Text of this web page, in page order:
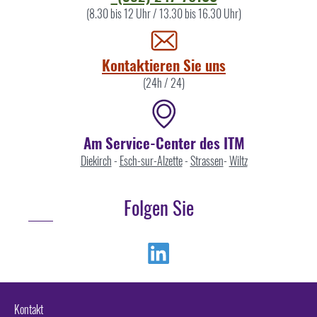
(8.30 bis 12 Uhr / 13.30 bis 16.30 Uhr)
Kontaktieren Sie uns
(24h / 24)
Am Service-Center des ITM
Diekirch- Esch-sur-Alzette-Strassen-Wiltz
Folgen Sie
Kontakt